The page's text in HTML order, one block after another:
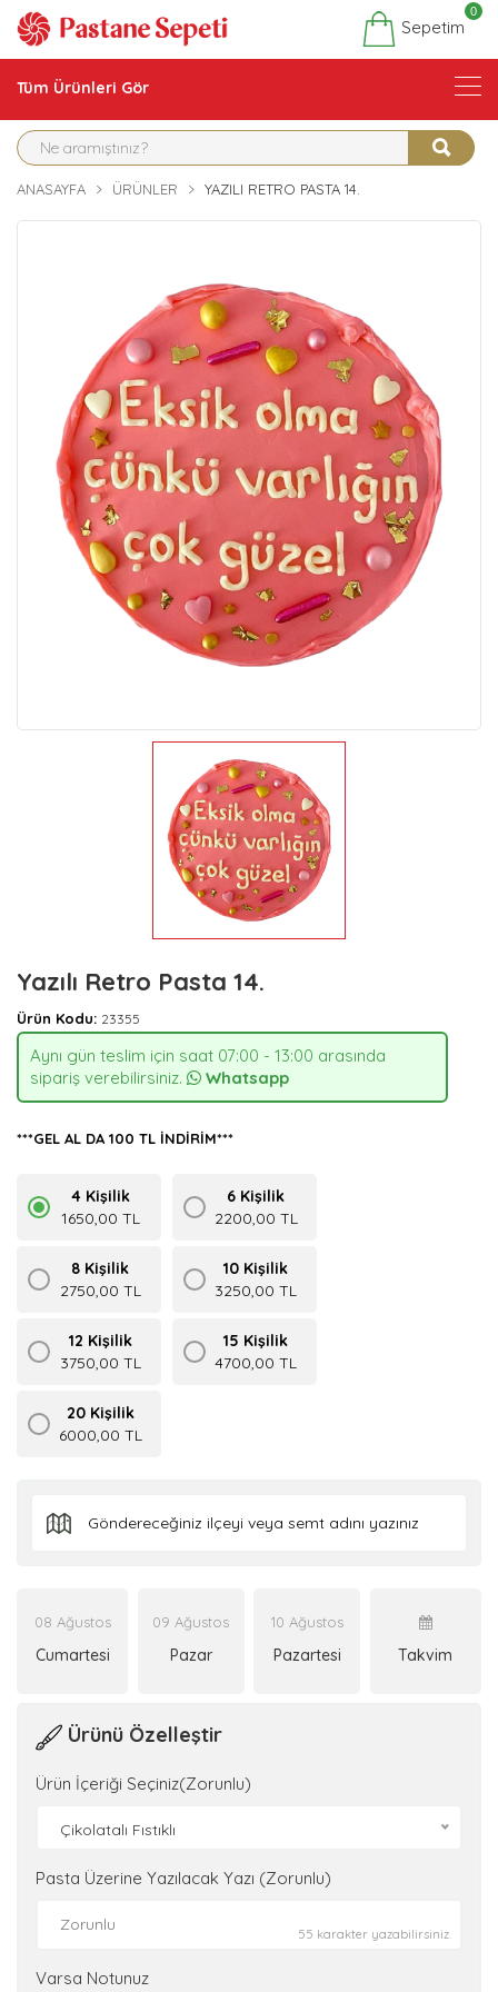
Sepetim
0
Tüm Ürünleri Gör
ANASAYFA ÜRÜNLER YAZILI RETRO PASTA 14.
Yazılı Retro Pasta 14.
Ürün Kodu: 23355
Aynı gün teslim için saat 07:00 - 13:00 arasında
sipariş verebilirsiniz.
Whatsapp
***GEL AL DA 100 TL İNDİRİM***
4 Kişilik
1650,00 TL
6 Kişilik
2200,00 TL
8 Kişilik
2750,00 TL
10 Kişilik
3250,00 TL
12 Kişilik
3750,00 TL
15 Kişilik
4700,00 TL
20 Kişilik
6000,00 TL
08 Ağustos
Cumartesi
09 Ağustos
Pazar
10 Ağustos
Pazartesi Takvim
Ürünü Özelleştir
Ürün İçeriği Seçiniz(Zorunlu)
Çikolatalı Fıstıklı
Pasta Üzerine Yazılacak Yazı (Zorunlu)
55 karakter yazabilirsiniz.
Varsa Notunuz